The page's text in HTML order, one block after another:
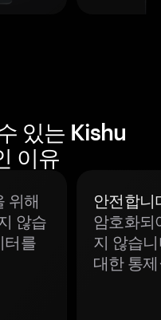
있는 Kishu
이유
위해
않습
터를
안전합니
암호화되
지 않습
대한 통